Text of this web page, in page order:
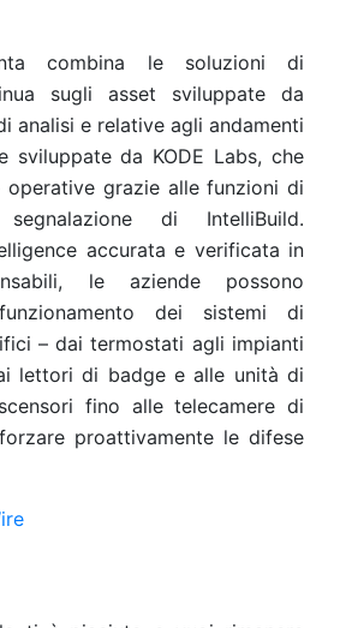
combina le soluzioni di
sugli asset sviluppate da
analisi e relative agli andamenti
sviluppate da KODE Labs, che
operative grazie alle funzioni di
di IntelliBuild.
accurata e verificata in
le aziende possono
dei sistemi di
– dai termostati agli impianti
lettori di badge e alle unità di
fino alle telecamere di
proattivamente le difese